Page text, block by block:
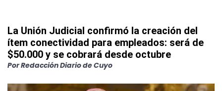
La Unión Judicial confirmó la creación del
ítem conectividad para empleados: será de
$50.000 y se cobrará desde octubre
PorRedacción Diario de Cuyo